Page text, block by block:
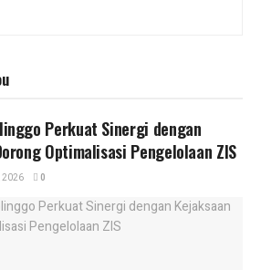
Perkuat Sinergi dengan
Optimalisasi Pengelolaan ZIS
2026 0